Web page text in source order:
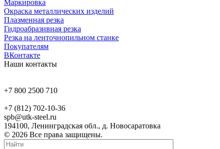
Маркировка
Окраска металлических изделий
Плазменная резка
Гидроабразивная резка
Резка на ленточнопильном станке
Покупателям
ВКонтакте
Наши контакты
+7 800 2500 710
+7 (812) 702-10-36
spb@utk-steel.ru
194100, Ленинградская обл., д. Новосаратовка
© 2026 Все права защищены.